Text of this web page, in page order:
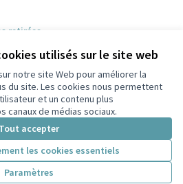
utilisés sur le site web
notre site Web pour améliorer la
du site. Les cookies nous permettent
et un contenu plus
canaux de médias sociaux.
Tout accepter
les cookies essentiels
Paramètres
retirées
Facebook
sur Instagram
sur YouTube
Decidim .
Licence
(Lien